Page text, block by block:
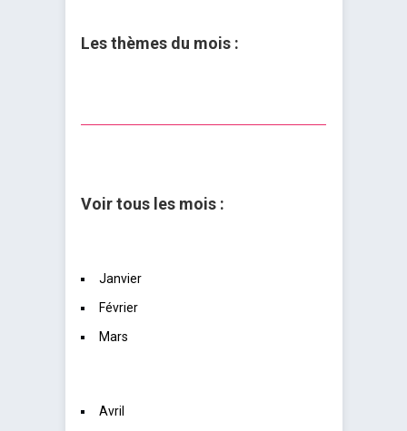
Les thèmes du mois :
Voir tous les mois :
Janvier
Février
Mars
Avril